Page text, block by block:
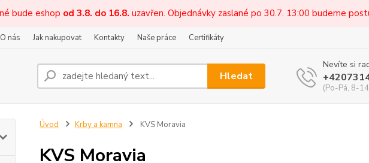
bude eshop od 3.8. do 16.8. uzavřen. Objednávky zaslané po 30.7. 13:00 budeme
O nás Jak nakupovat Kontakty Naše práce Certifikáty
Hledat
Nevíte si
(Po-Pá, 8-
Úvod Krby a kamna KVS Moravia
KVS Moravia